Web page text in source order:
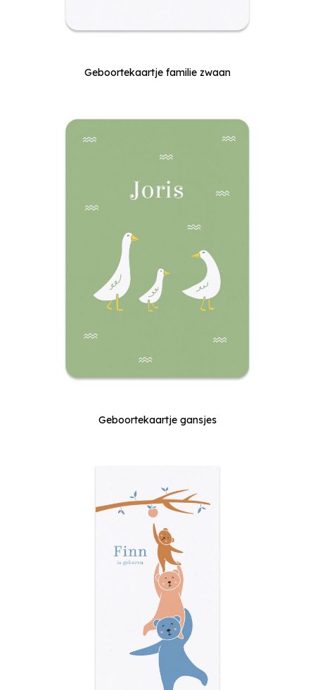
Geboortekaartje familie zwaan
Geboortekaartje gansjes